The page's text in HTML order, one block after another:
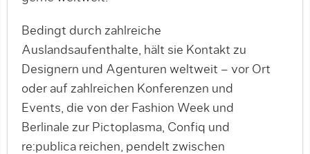
Bedingt durch zahlreiche
Auslandsaufenthalte, hält sie Kontakt zu
Designern und Agenturen weltweit – vor Ort
oder auf zahlreichen Konferenzen und
Events, die von der Fashion Week und
Berlinale zur Pictoplasma, Confiq und
re:publica reichen, pendelt zwischen